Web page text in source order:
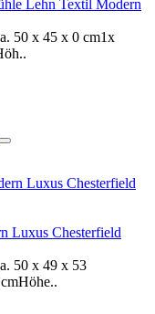
Lehn Textil Modern
50 x 45 x 0 cm1x
Luxus Chesterfield
50 x 49 x 53